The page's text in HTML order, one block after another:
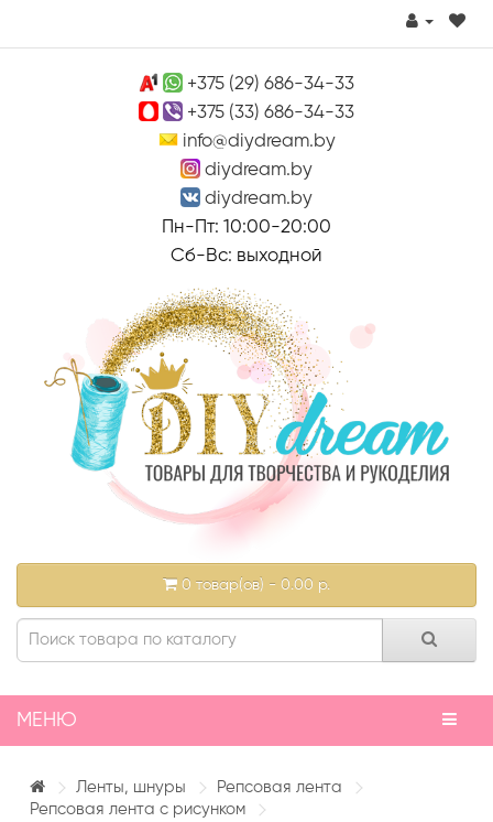
+375 (29) 686-34-33
+375 (33) 686-34-33
info@diydream.by
diydream.by
diydream.by
Пн-Пт: 10:00-20:00
Сб-Вс: выходной
0 товар(ов) - 0.00 р.
МЕНЮ
Ленты, шнуры
Репсовая лента
Репсовая лента с рисунком